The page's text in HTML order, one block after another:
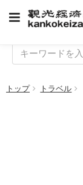
トップ トラベル